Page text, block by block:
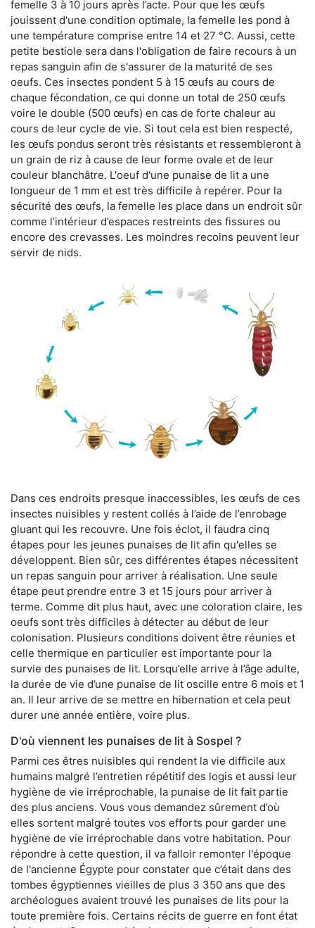
femelle 3 à 10 jours après l’acte. Pour que les œufs
jouissent d'une condition optimale, la femelle les pond à
une température comprise entre 14 et 27 °C. Aussi, cette
petite bestiole sera dans l'obligation de faire recours à un
repas sanguin afin de s'assurer de la maturité de ses
oeufs. Ces insectes pondent 5 à 15 œufs au cours de
chaque fécondation, ce qui donne un total de 250 œufs
voire le double (500 œufs) en cas de forte chaleur au
cours de leur cycle de vie. Si tout cela est bien respecté,
les œufs pondus seront très résistants et ressembleront à
un grain de riz à cause de leur forme ovale et de leur
couleur blanchâtre. L'oeuf d'une punaise de lit a une
longueur de 1 mm et est très difficile à repérer. Pour la
sécurité des œufs, la femelle les place dans un endroit sûr
comme l’intérieur d’espaces restreints des fissures ou
encore des crevasses. Les moindres recoins peuvent leur
servir de nids.
Dans ces endroits presque inaccessibles, les œufs de ces
insectes nuisibles y restent collés à l’aide de l’enrobage
gluant qui les recouvre. Une fois éclot, il faudra cinq
étapes pour les jeunes punaises de lit afin qu'elles se
développent. Bien sûr, ces différentes étapes nécessitent
un repas sanguin pour arriver à réalisation. Une seule
étape peut prendre entre 3 et 15 jours pour arriver à
terme. Comme dit plus haut, avec une coloration claire, les
oeufs sont très difficiles à détecter au début de leur
colonisation. Plusieurs conditions doivent être réunies et
celle thermique en particulier est importante pour la
survie des punaises de lit. Lorsqu’elle arrive à l’âge adulte,
la durée de vie d’une punaise de lit oscille entre 6 mois et 1
an. Il leur arrive de se mettre en hibernation et cela peut
durer une année entière, voire plus.
D'où viennent les punaises de lit à Sospel ?
Parmi ces êtres nuisibles qui rendent la vie difficile aux
humains malgré l’entretien répétitif des logis et aussi leur
hygiène de vie irréprochable, la punaise de lit fait partie
des plus anciens. Vous vous demandez sûrement d’où
elles sortent malgré toutes vos efforts pour garder une
hygiène de vie irréprochable dans votre habitation. Pour
répondre à cette question, il va falloir remonter l'époque
de l'ancienne Égypte pour constater que c’était dans des
tombes égyptiennes vieilles de plus 3 350 ans que des
archéologues avaient trouvé les punaises de lits pour la
toute première fois. Certains récits de guerre en font état